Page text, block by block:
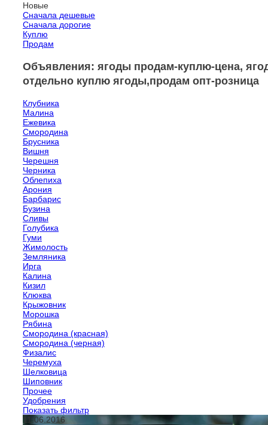
Новые
Сначала дешевые
Сначала дорогие
Куплю
Продам
Объявления: ягоды продам-куплю-цена,
отдельно куплю ягоды,продам опт-розница
Клубника
Малина
Ежевика
Смородина
Брусника
Вишня
Черешня
Черника
Облепиха
Арония
Барбарис
Бузина
Сливы
Голубика
Гуми
Жимолость
Земляника
Ирга
Калина
Кизил
Клюква
Крыжовник
Морошка
Рябина
Смородина (красная)
Смородина (черная)
Физалис
Черемуха
Шелковица
Шиповник
Прочее
Удобрения
Показать фильтр
11.06.2016